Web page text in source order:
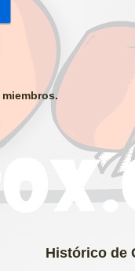
miembros.
Histórico de